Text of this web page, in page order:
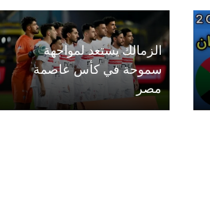
الزمالك يستعد لمواجهة
سموحة في كأس عاصمة
مصر